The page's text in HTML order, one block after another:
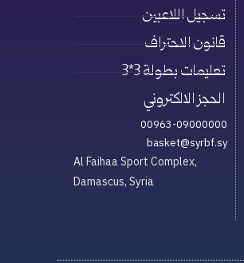
تسجيل اللاعبين
قانون الاحتراف
تعليمات بطولة 3*3
الحجز الالكتروني
00963-09000000
basket@syrbf.sy
Al Faihaa Sport Complex,
Damascus, Syria